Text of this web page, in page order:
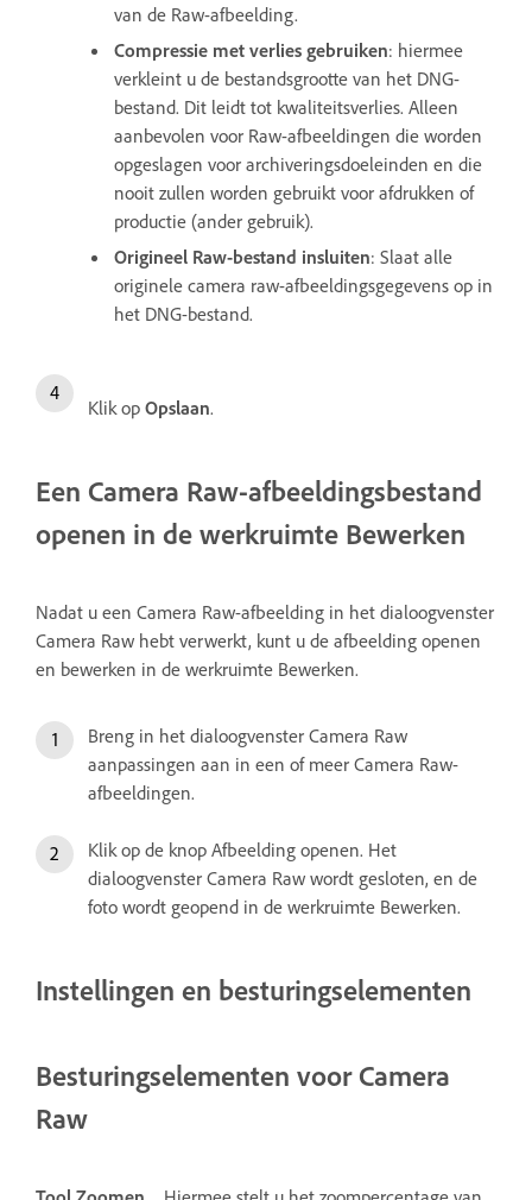
van de Raw-afbeelding.
Compressie met verlies gebruiken: hiermee
verkleint u de bestandsgrootte van het DNG-
bestand. Dit leidt tot kwaliteitsverlies. Alleen
aanbevolen voor Raw-afbeeldingen die worden
opgeslagen voor archiveringsdoeleinden en die
nooit zullen worden gebruikt voor afdrukken of
productie (ander gebruik).
Origineel Raw-bestand insluiten: Slaat alle
originele camera raw-afbeeldingsgegevens op in
het DNG-bestand.
Klik op Opslaan.
Een Camera Raw-afbeeldingsbestand
openen in de werkruimte Bewerken
Nadat u een Camera Raw-afbeelding in het dialoogvenster
Camera Raw hebt verwerkt, kunt u de afbeelding openen
en bewerken in de werkruimte Bewerken.
Breng in het dialoogvenster Camera Raw
aanpassingen aan in een of meer Camera Raw-
afbeeldingen.
Klik op de knop Afbeelding openen. Het
dialoogvenster Camera Raw wordt gesloten, en de
foto wordt geopend in de werkruimte Bewerken.
Instellingen en besturingselementen
Besturingselementen voor Camera
Raw